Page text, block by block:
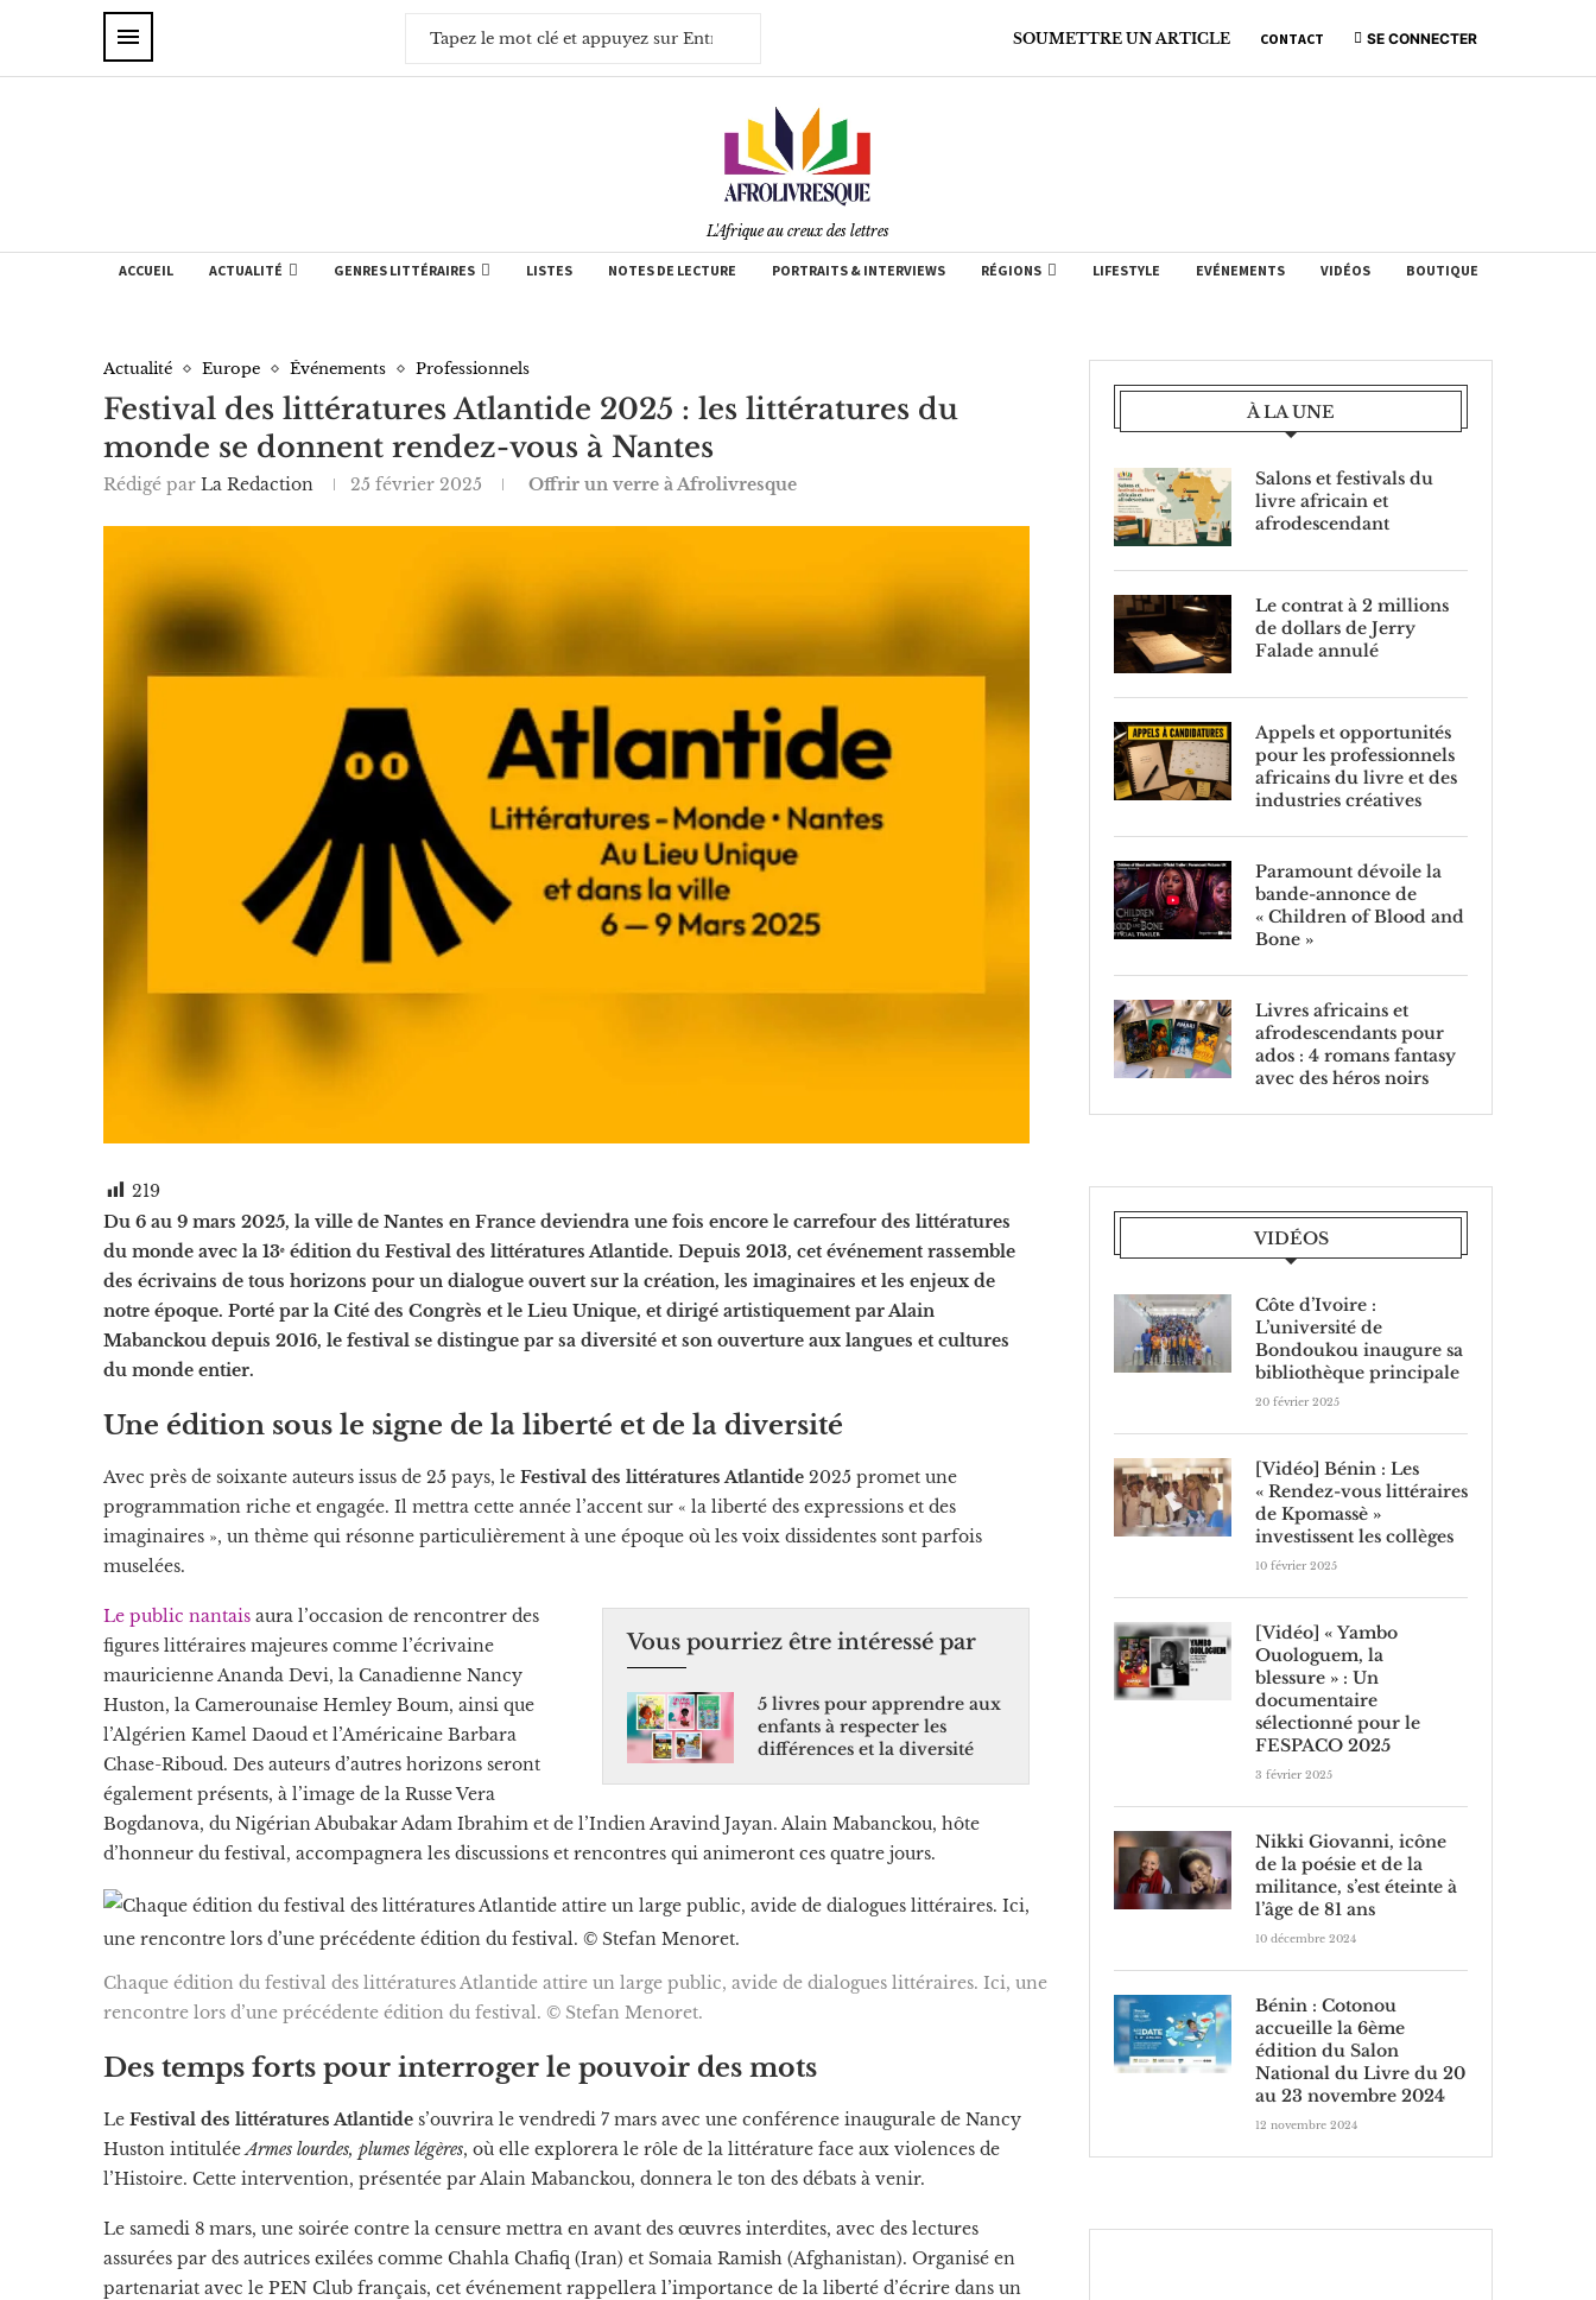
SOUMETTRE UN ARTICLE CONTACT SE CONNECTER
L'Afrique au creux des lettres
ACCUEIL ACTUALITÉ GENRES LITTÉRAIRES LISTES NOTES DE LECTURE PORTRAITS & INTERVIEWS RÉGIONS LIFESTYLE EVÉNEMENTS VIDÉOS BOUTIQUE
Actualité Europe Événements Professionnels
Festival des littératures Atlantide 2025 : les littératures du
monde se donnent rendez-vous à Nantes
Rédigé par La Redaction 25 février 2025 Offrir un verre à Afrolivresque
219
Du 6 au 9 mars 2025, la ville de Nantes en France deviendra une fois encore le carrefour des littératures
du monde avec la 13ᵉ édition du Festival des littératures Atlantide. Depuis 2013, cet événement rassemble
des écrivains de tous horizons pour un dialogue ouvert sur la création, les imaginaires et les enjeux de
notre époque. Porté par la Cité des Congrès et le Lieu Unique, et dirigé artistiquement par Alain
Mabanckou depuis 2016, le festival se distingue par sa diversité et son ouverture aux langues et cultures
du monde entier.
Une édition sous le signe de la liberté et de la diversité
Avec près de soixante auteurs issus de 25 pays, le Festival des littératures Atlantide 2025 promet une
programmation riche et engagée. Il mettra cette année l’accent sur « la liberté des expressions et des
imaginaires », un thème qui résonne particulièrement à une époque où les voix dissidentes sont parfois
muselées.
Vous pourriez être intéressé par
5 livres pour apprendre aux
enfants à respecter les
différences et la diversité
Le public nantais aura l’occasion de rencontrer des
figures littéraires majeures comme l’écrivaine
mauricienne Ananda Devi, la Canadienne Nancy
Huston, la Camerounaise Hemley Boum, ainsi que
l’Algérien Kamel Daoud et l’Américaine Barbara
Chase-Riboud. Des auteurs d’autres horizons seront
également présents, à l’image de la Russe Vera
Bogdanova, du Nigérian Abubakar Adam Ibrahim et de l’Indien Aravind Jayan. Alain Mabanckou, hôte
d’honneur du festival, accompagnera les discussions et rencontres qui animeront ces quatre jours.
Chaque édition du festival des littératures Atlantide attire un large public, avide de dialogues littéraires. Ici, une
rencontre lors d’une précédente édition du festival. © Stefan Menoret.
Des temps forts pour interroger le pouvoir des mots
Le Festival des littératures Atlantide s’ouvrira le vendredi 7 mars avec une conférence inaugurale de Nancy
Huston intituléeArmes lourdes, plumes légères, où elle explorera le rôle de la littérature face aux violences de
l’Histoire. Cette intervention, présentée par Alain Mabanckou, donnera le ton des débats à venir.
Le samedi 8 mars, une soirée contre la censure mettra en avant des œuvres interdites, avec des lectures
assurées par des autrices exilées comme Chahla Chafiq (Iran) et Somaia Ramish (Afghanistan). Organisé en
partenariat avec le PEN Club français, cet événement rappellera l’importance de la liberté d’écrire dans un
À LA UNE
Salons et festivals du
livre africain et
afrodescendant
Le contrat à 2 millions
de dollars de Jerry
Falade annulé
Appels et opportunités
pour les professionnels
africains du livre et des
industries créatives
Paramount dévoile la
bande-annonce de
« Children of Blood and
Bone »
Livres africains et
afrodescendants pour
ados : 4 romans fantasy
avec des héros noirs
VIDÉOS
Côte d’Ivoire :
L’université de
Bondoukou inaugure sa
bibliothèque principale
20 février 2025
[Vidéo] Bénin : Les
« Rendez-vous littéraires
de Kpomassè »
investissent les collèges
10 février 2025
[Vidéo] « Yambo
Ouologuem, la
blessure » : Un
documentaire
sélectionné pour le
FESPACO 2025
3 février 2025
Nikki Giovanni, icône
de la poésie et de la
militance, s’est éteinte à
l’âge de 81 ans
10 décembre 2024
Bénin : Cotonou
accueille la 6ème
édition du Salon
National du Livre du 20
au 23 novembre 2024
12 novembre 2024